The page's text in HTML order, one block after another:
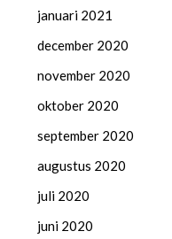
januari 2021
december 2020
november 2020
oktober 2020
september 2020
augustus 2020
juli 2020
juni 2020